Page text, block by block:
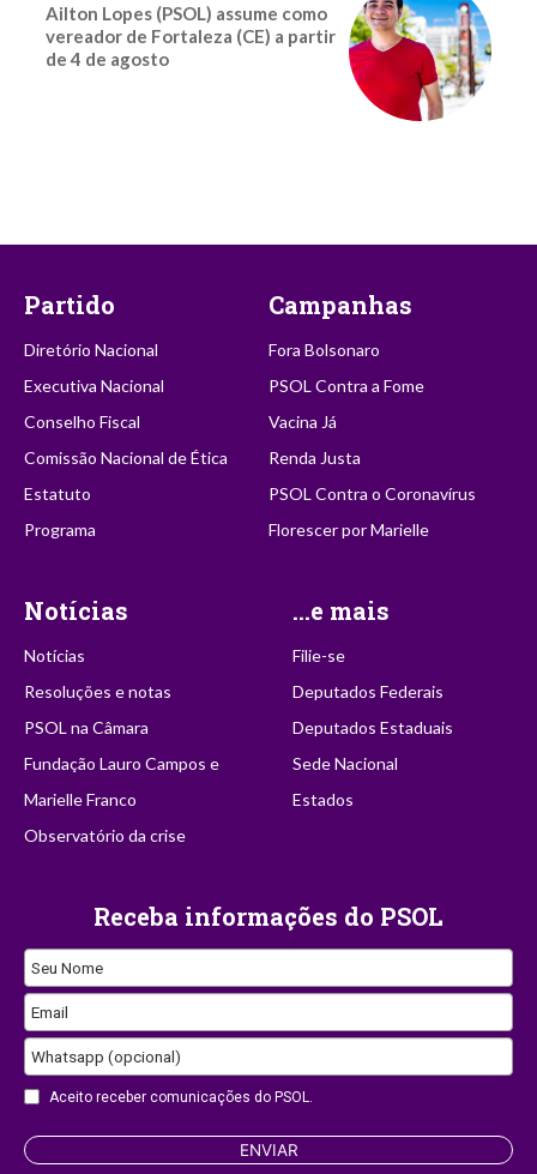
Ailton Lopes (PSOL) assume como
vereador de Fortaleza (CE) a partir
de 4 de agosto
Partido
Diretório Nacional
Executiva Nacional
Conselho Fiscal
Comissão Nacional de Ética
Estatuto
Programa
Campanhas
Fora Bolsonaro
PSOL Contra a Fome
Vacina Já
Renda Justa
PSOL Contra o Coronavírus
Florescer por Marielle
Notícias
Notícias
Resoluções e notas
PSOL na Câmara
Fundação Lauro Campos e
Marielle Franco
Observatório da crise
...e mais
Filie-se
Deputados Federais
Deputados Estaduais
Sede Nacional
Estados
Receba informações do PSOL
Seu Nome
Email
Whatsapp (opcional)
Aceito receber comunicações do PSOL.
Email
Address
ENVIAR